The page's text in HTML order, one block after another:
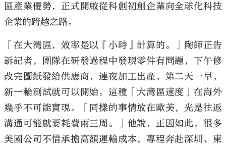
區產業優勢，正式開啟從科創初創企業向全球化科技
企業的跨越之路。
「在大灣區，效率是以『小時』計算的。」陶師正告
訴記者，團隊在研發過程中發現零件有問題，下午修
改完圖紙發給供應商，連夜加工出產，第二天一早，
新一輪測試就可以開始。這種「大灣區速度」在海外
幾乎不可能實現。「同樣的事情放在歐美，光是往返
溝通可能就要耗費兩三周。」他說，正因如此，很多
美國公司不惜承擔高額運輸成本，專程奔赴深圳、東